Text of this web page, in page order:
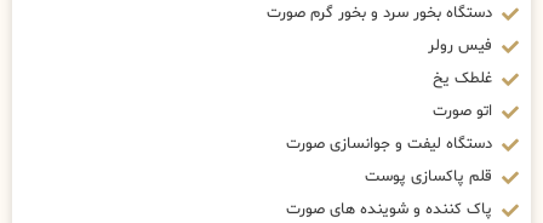
دستگاه بخور سرد و بخور گرم صورت
فیس رولر
غلطک یخ
اتو صورت
دستگاه لیفت و جوانسازی صورت
قلم پاکسازی پوست
پاک کننده و شوینده های صورت